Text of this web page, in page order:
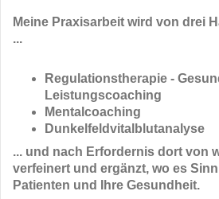
Meine Praxisarbeit wird von drei
...
Regulationstherapie -
Leistungscoaching
Mentalcoaching
Dunkelfeldvitalblutanalyse
... und nach Erfordernis dort von
verfeinert und ergänzt, wo es
Patienten und Ihre Gesundheit.